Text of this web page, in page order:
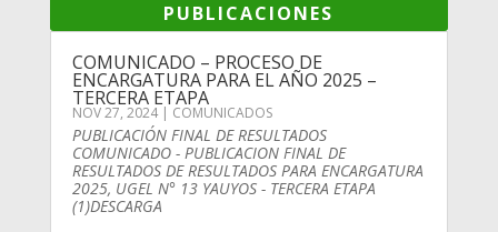
PUBLICACIONES
COMUNICADO – PROCESO DE
ENCARGATURA PARA EL AÑO 2025 –
TERCERA ETAPA
NOV 27, 2024| COMUNICADOS
PUBLICACIÓN FINAL DE RESULTADOS
COMUNICADO - PUBLICACION FINAL DE
RESULTADOS DE RESULTADOS PARA ENCARGATURA
2025, UGEL N° 13 YAUYOS - TERCERA ETAPA
(1)DESCARGA